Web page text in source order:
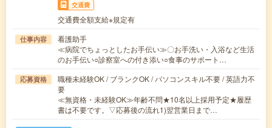
交通費
交通費全額支給※規定有
仕事内容
看護助手
≪病院でちょっとしたお手伝い≫〇お手洗い・入浴など生活
のお手伝い○診察室への付き添い○食事のサポート…
応募資格
職種未経験OK / ブランクOK / パソコンスキル不要 / 英語力不
要
≪無資格・未経験OK≫年齢不問★10名以上採用予定★履歴
書は不要です。▽応募後の流れ1)翌営業日まで…